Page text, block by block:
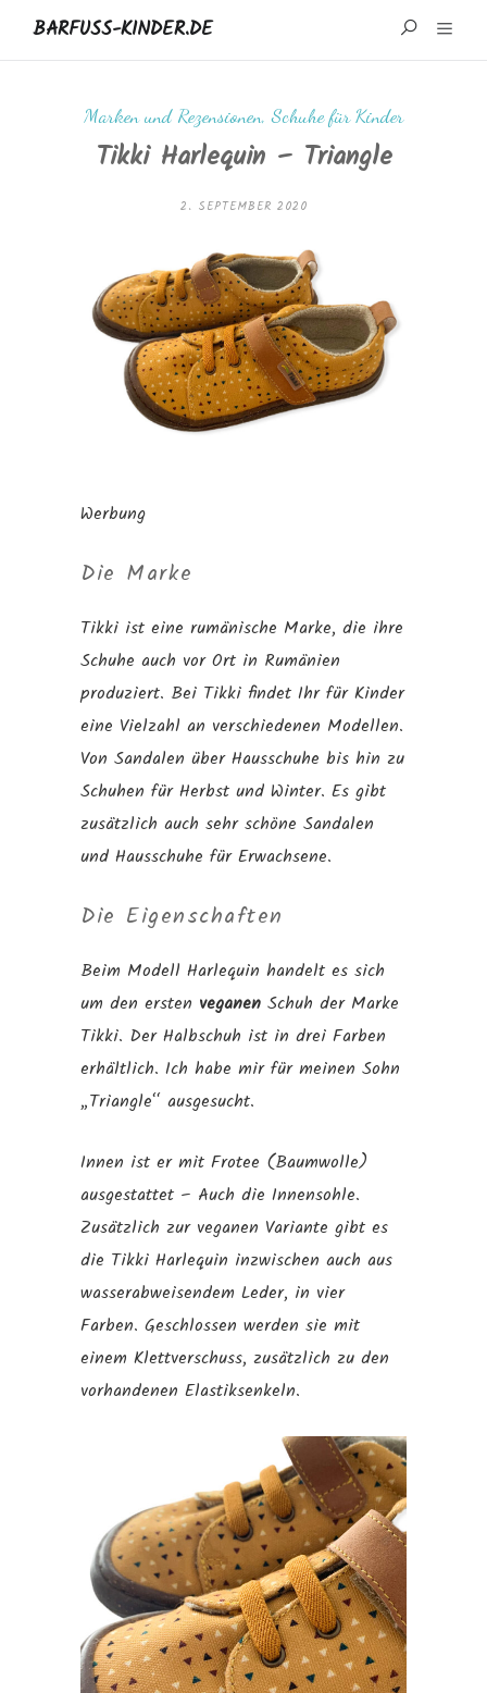
BARFUSS-KINDER.DE
START
WISSENSWERTES
MARKEN UND REZENSIONEN
IMPRESSUM
Marken und Rezensionen,Schuhe für Kinder
Tikki Harlequin – Triangle
2. SEPTEMBER 2020
Werbung
Die Marke
Tikki ist eine rumänische Marke, die ihre
Schuhe auch vor Ort in Rumänien
produziert. Bei Tikki findet Ihr für Kinder
eine Vielzahl an verschiedenen Modellen.
Von Sandalen über Hausschuhe bis hin zu
Schuhen für Herbst und Winter. Es gibt
zusätzlich auch sehr schöne Sandalen
und Hausschuhe für Erwachsene.
Die Eigenschaften
Beim Modell Harlequin handelt es sich
um den ersten veganen Schuh der Marke
Tikki. Der Halbschuh ist in drei Farben
erhältlich. Ich habe mir für meinen Sohn
„Triangle“ ausgesucht.
Innen ist er mit Frotee (Baumwolle)
ausgestattet – Auch die Innensohle.
Zusätzlich zur veganen Variante gibt es
die Tikki Harlequin inzwischen auch aus
wasserabweisendem Leder, in vier
Farben. Geschlossen werden sie mit
einem Klettverschuss, zusätzlich zu den
vorhandenen Elastiksenkeln.